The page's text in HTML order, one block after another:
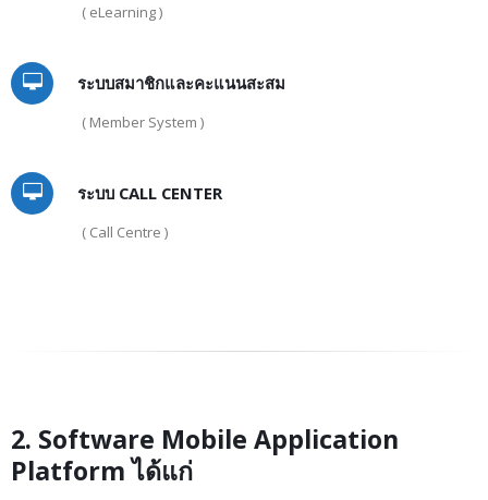
( eLearning )
ระบบสมาชิกและคะแนนสะสม
( Member System )
ระบบ CALL CENTER
( Call Centre )
2. Software Mobile Application
Platform ได้แก่